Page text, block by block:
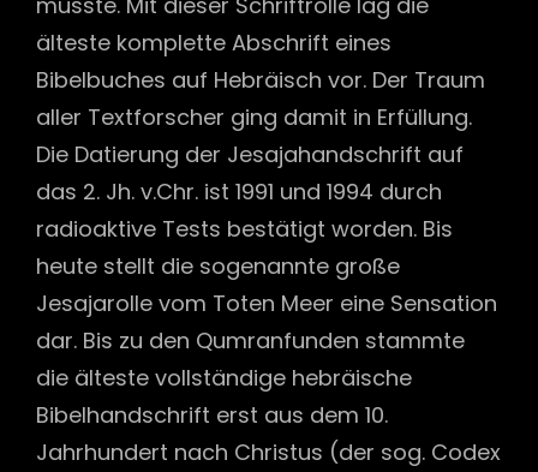
älteste komplette Abschrift eines
Bibelbuches auf Hebräisch vor. Der Traum
aller Textforscher ging damit in Erfüllung.
Die Datierung der Jesajahandschrift auf
das 2. Jh. v.Chr. ist 1991 und 1994 durch
radioaktive Tests bestätigt worden. Bis
heute stellt die sogenannte große
Jesajarolle vom Toten Meer eine Sensation
dar. Bis zu den Qumranfunden stammte
die älteste vollständige hebräische
Bibelhandschrift erst aus dem 10.
Jahrhundert nach Christus (der sog. Codex